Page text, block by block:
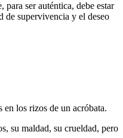
ser auténtica, debe estar
de supervivencia y el deseo
los rizos de un acróbata.
su maldad, su crueldad, pero